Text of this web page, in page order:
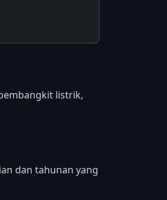
listrik,
dan tahunan yang